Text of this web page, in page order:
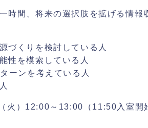
時間、将来の選択肢を拡げる情報
づくりを検討している人
性を模索している人
ーンを考えている人
火）12:00～13:00（11:50入室開